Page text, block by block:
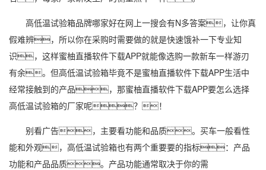
高低温试验箱品牌哪家好在网上一搜会有N多答案，让你真
假难辨，所以你在采购时需要做的就是快速饿补一下专业知
识，这样蜜柚直播软件下载APP就能像选购一款新车一样游刃
有余。但高低温试验箱毕竟不是蜜柚直播软件下载APP生活中
经常接触到的产品，那蜜柚直播软件下载APP要怎么选择
高低温试验箱的厂家呢？！
别看广告，主要看功能和品质。买车一般看性
能和外观，高低温试验箱也有两个重要要的指标：产品
功能和产品品质。产品功能通常取决于你的需